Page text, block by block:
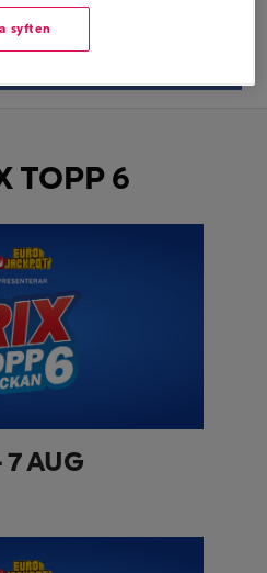
TOPP 6
7 AUG
syften